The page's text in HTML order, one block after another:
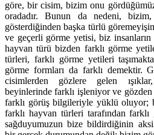
göre, bir cisim, bizim onu
oradadır. Bunun da nedeni,
gösterdiğinden başka türlü
ve geçerli görme yetisi, biz
hayvan türü bizden farklı görme
türleri, farklı görme yetileri
görme formları da farklı demektir.
cisimlerden gözlere gelen
beyinlerinde farklı işleniyor ve gözden
farklı görüş bilgileriyle yüklü oluyor;
farklı hayvan türleri tarafından
sağduyumuzun bize bildirdiğinin